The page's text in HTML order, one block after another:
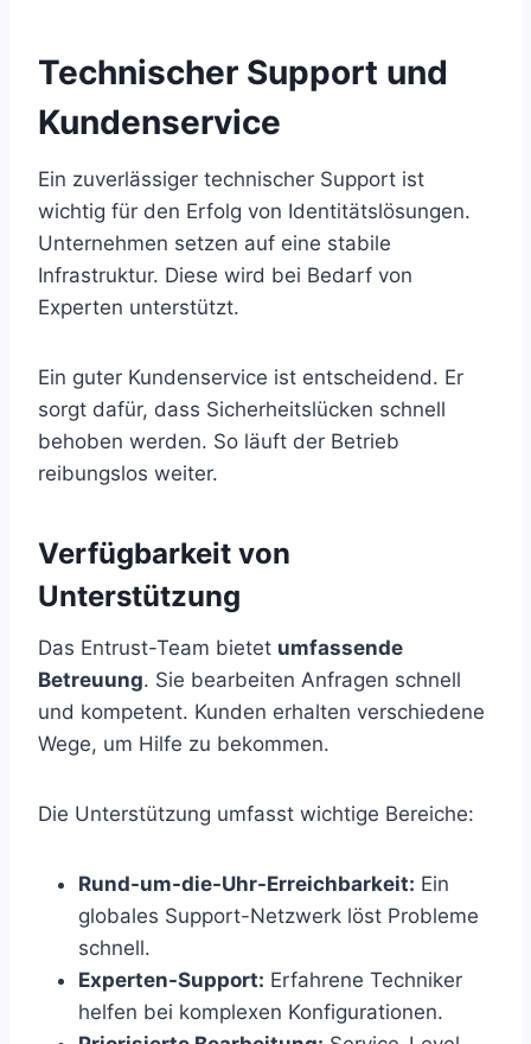
Technischer Support und
Kundenservice
Ein zuverlässiger technischer Support ist
wichtig für den Erfolg von Identitätslösungen.
Unternehmen setzen auf eine stabile
Infrastruktur. Diese wird bei Bedarf von
Experten unterstützt.
Ein guter Kundenservice ist entscheidend. Er
sorgt dafür, dass Sicherheitslücken schnell
behoben werden. So läuft der Betrieb
reibungslos weiter.
Verfügbarkeit von
Unterstützung
Das Entrust-Team bietet umfassende
Betreuung. Sie bearbeiten Anfragen schnell
und kompetent. Kunden erhalten verschiedene
Wege, um Hilfe zu bekommen.
Die Unterstützung umfasst wichtige Bereiche:
Rund-um-die-Uhr-Erreichbarkeit: Ein
globales Support-Netzwerk löst Probleme
schnell.
Experten-Support: Erfahrene Techniker
helfen bei komplexen Konfigurationen.